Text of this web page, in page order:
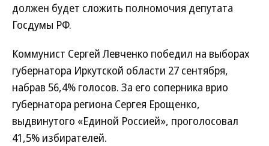
должен будет сложить полномочия депутата
Госдумы РФ.
Коммунист Сергей Левченко победил на выборах
губернатора Иркутской области 27 сентября,
набрав 56,4% голосов. За его соперника врио
губернатора региона Сергея Ерощенко,
выдвинутого «Единой Россией», проголосовал
41,5% избирателей.